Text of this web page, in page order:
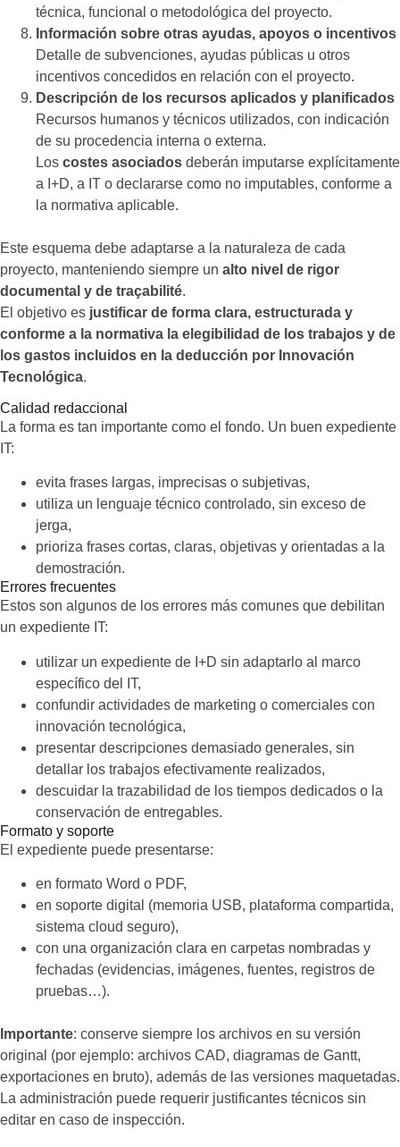
técnica, funcional o metodológica del proyecto.
Información sobre otras ayudas, apoyos o incentivos
Detalle de subvenciones, ayudas públicas u otros
incentivos concedidos en relación con el proyecto.
Descripción de los recursos aplicados y planificados
Recursos humanos y técnicos utilizados, con indicación
de su procedencia interna o externa.
Los costes asociados deberán imputarse explícitamente
a I+D, a IT o declararse como no imputables, conforme a
la normativa aplicable.
Este esquema debe adaptarse a la naturaleza de cada
proyecto, manteniendo siempre un alto nivel de rigor
documental y de traçabilité.
El objetivo es justificar de forma clara, estructurada y
conforme a la normativa la elegibilidad de los trabajos y de
los gastos incluidos en la deducción por Innovación
Tecnológica.
Calidad redaccional
La forma es tan importante como el fondo. Un buen expediente
IT:
evita frases largas, imprecisas o subjetivas,
utiliza un lenguaje técnico controlado, sin exceso de
jerga,
prioriza frases cortas, claras, objetivas y orientadas a la
demostración.
Errores frecuentes
Estos son algunos de los errores más comunes que debilitan
un expediente IT:
utilizar un expediente de I+D sin adaptarlo al marco
específico del IT,
confundir actividades de marketing o comerciales con
innovación tecnológica,
presentar descripciones demasiado generales, sin
detallar los trabajos efectivamente realizados,
descuidar la trazabilidad de los tiempos dedicados o la
conservación de entregables.
Formato y soporte
El expediente puede presentarse:
en formato Word o PDF,
en soporte digital (memoria USB, plataforma compartida,
sistema cloud seguro),
con una organización clara en carpetas nombradas y
fechadas (evidencias, imágenes, fuentes, registros de
pruebas…).
Importante: conserve siempre los archivos en su versión
original (por ejemplo: archivos CAD, diagramas de Gantt,
exportaciones en bruto), además de las versiones maquetadas.
La administración puede requerir justificantes técnicos sin
editar en caso de inspección.